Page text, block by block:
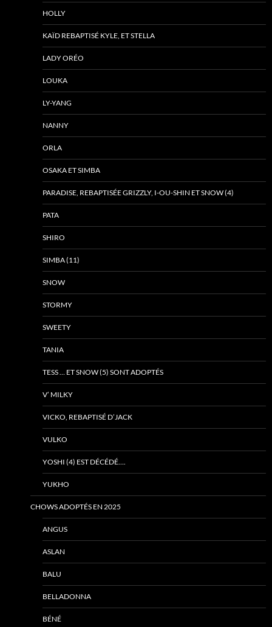
HOLLY
KAÏD REBAPTISÉ KYLE, ET STELLA
LADY ORÉO
LOUKA
LY-YANG
NANNY
ORLA
OSAKA ET SIMBA
PARADISE, REBAPTISÉE GRIZZLY, I-OU-SHIN ET SNOW (4)
PATA
SHIRO
SIMBA (11)
SNOW
STORMY
SWEETY
TANIA
TESS … ET SNOW (5) SONT ADOPTÉS
V’ MILKY
VICKO, REBAPTISÉ D’JACK
VULKO
YOSHI (4) EST DÉCÉDÉ….
YUKHO
CHOWS ADOPTÉS EN 2025
ANGUS
ASLAN
BALU
BELLADONNA
BÉNÉ